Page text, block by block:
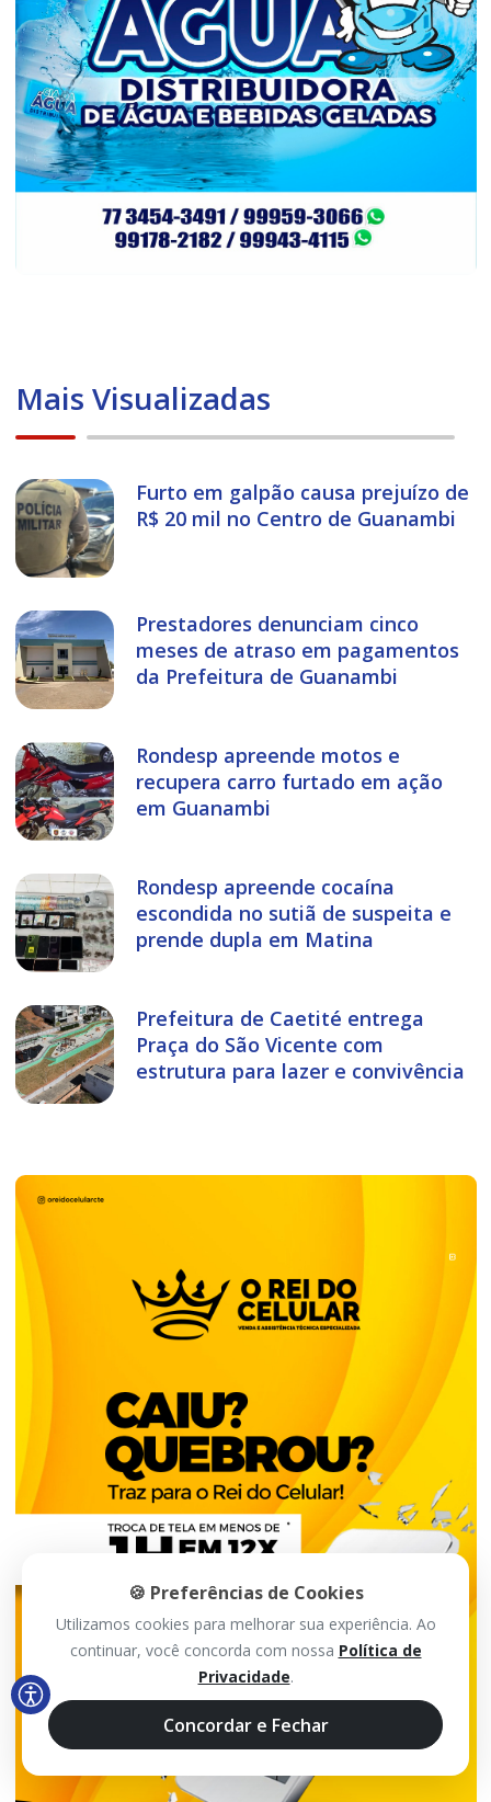
Mais Visualizadas
Furto em galpão causa prejuízo de
R$ 20 mil no Centro de Guanambi
Prestadores denunciam cinco
meses de atraso em pagamentos
da Prefeitura de Guanambi
Rondesp apreende motos e
recupera carro furtado em ação
em Guanambi
Rondesp apreende cocaína
escondida no sutiã de suspeita e
prende dupla em Matina
Prefeitura de Caetité entrega
Praça do São Vicente com
estrutura para lazer e convivência
🍪 Preferências de Cookies
Utilizamos cookies para melhorar sua experiência. Ao
continuar, você concorda com nossa Política de
Privacidade.
Concordar e Fechar